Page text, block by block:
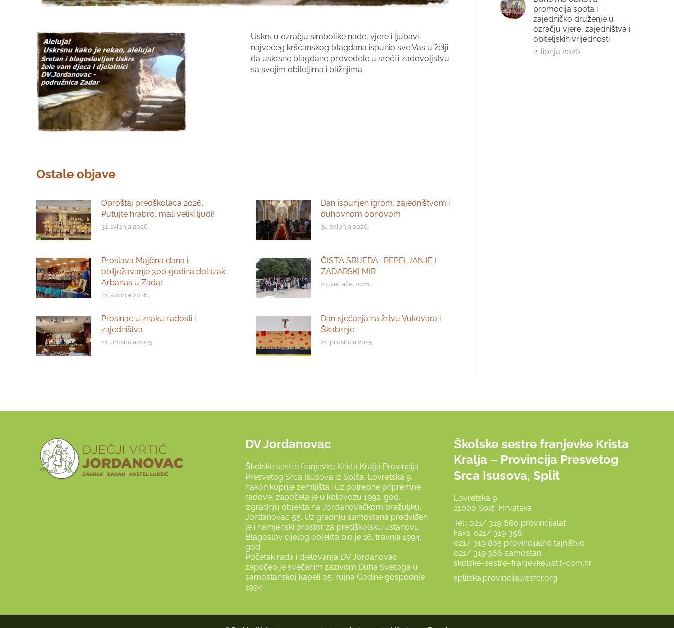
Uskrs u ozračju simbolike nade, vjere i ljubavi
najvećeg kršćanskog blagdana ispunio sve Vas u želji
da uskrsne blagdane provedete u sreći i zadovoljstvu
sa svojim obiteljima i bližnjima.
Ostale objave
Oproštaj predškolaca 2026.:
Putujte hrabro, mali veliki ljudi!
31. svibnja 2026.
Dan ispunjen igrom, zajedništvom i
duhovnom obnovom
31. svibnja 2026.
Proslava Majčina dana i
obilježavanje 300 godina dolazak
Arbanas u Zadar
31. svibnja 2026.
ČISTA SRIJEDA- PEPELJANJE I
ZADARSKI MIR
23. veljače 2026.
Prosinac u znaku radosti i
zajedništva
21. prosinca 2025.
Dan sjećanja na žrtvu Vukovara i
Škabrnje
21. prosinca 2025.
promocija spota i
zajedničko druženje u
ozračju vjere, zajedništva i
obiteljskih vrijednosti
2. lipnja 2026.
DV Jordanovac
Školske sestre franjevke Krista Kralja Provincija
Presvetog Srca Isusova iz Splita, Lovretska 9,
nakon kupnje zemljišta i uz potrebne pripremne
radove, započela je u kolovozu 1992. god.
izgradnju objekta na Jordanovačkom brežuljku,
Jordanovac 55. Uz gradnju samostana predviđen
je i namjenski prostor za predškolsku ustanovu.
Blagoslov cijelog objekta bio je 16. travnja 1994.
god.
Početak rada i djelovanja DV Jordanovac
započeo je svečanim zazivom Duha Svetoga u
samostanskoj kapeli 05. rujna Godine gospodnje
1994.
Školske sestre franjevke Krista
Kralja – Provincija Presvetog
Srca Isusova, Split
Lovretska 9
21000 Split, Hrvatska
Tel.: 021/ 319 660 provincijalat
Faks: 021/ 319 358
021/ 319 805 provincijalno tajništvo
021/ 319 366 samostan
skolske-sestre-franjevke@st.t-com.hr
splitska.provincija@ssfcr.org